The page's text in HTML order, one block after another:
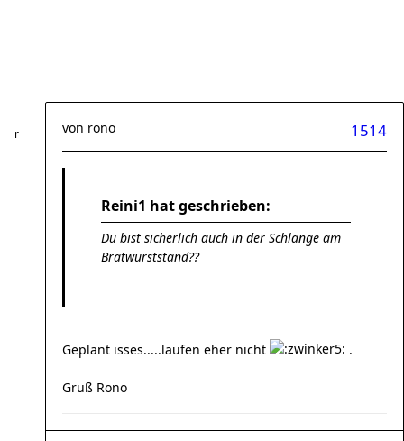
1514
von rono
Reini1 hat geschrieben:
Du bist sicherlich auch in der Schlange am
Bratwurststand??
Geplant isses.....laufen eher nicht .
Gruß Rono